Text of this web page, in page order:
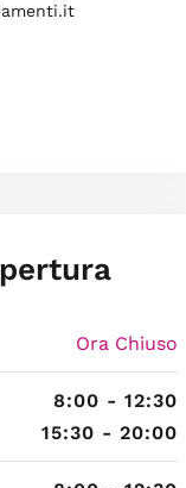
Ora Chiuso
8:00 - 12:30
15:30 - 20:00